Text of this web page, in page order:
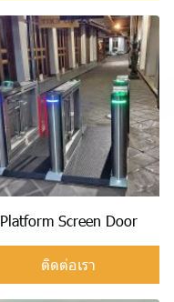
Platform Screen Door
ติดต่อเรา